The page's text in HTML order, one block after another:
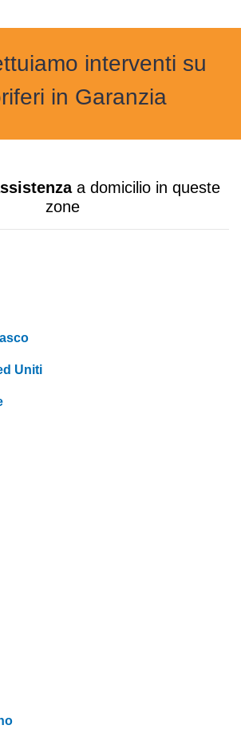
interventi su
in Garanzia
a domicilio in queste
zone
Uniti